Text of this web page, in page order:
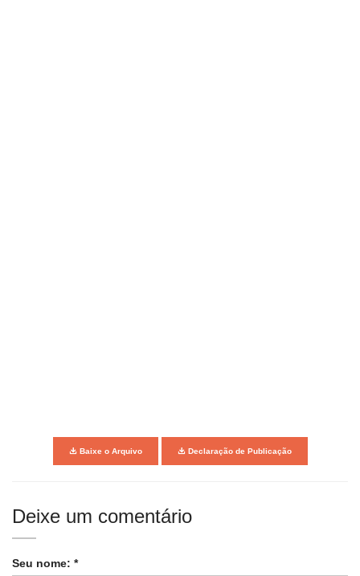
Baixe o Arquivo Declaração de Publicação
Deixe um comentário
Seu nome: *